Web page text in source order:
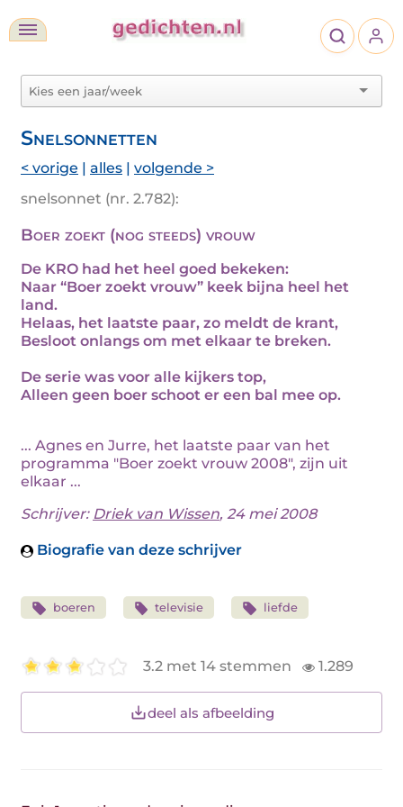
Snelsonnetten
< vorige | alles | volgende >
snelsonnet (nr. 2.782):
Boer zoekt (nog steeds) vrouw
De KRO had het heel goed bekeken:
Naar “Boer zoekt vrouw” keek bijna heel het
land.
Helaas, het laatste paar, zo meldt de krant,
Besloot onlangs om met elkaar te breken.
De serie was voor alle kijkers top,
Alleen geen boer schoot er een bal mee op.
... Agnes en Jurre, het laatste paar van het
programma "Boer zoekt vrouw 2008", zijn uit
elkaar ...
Schrijver: Driek van Wissen, 24 mei 2008
Biografie van deze schrijver
boeren televisie liefde
3.2 met 14 stemmen 1.289
deel als afbeelding